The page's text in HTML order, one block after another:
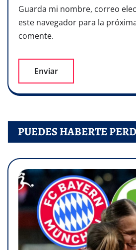
Guarda mi nombre, correo
este navegador para la
comente.
PUEDES HABERTE